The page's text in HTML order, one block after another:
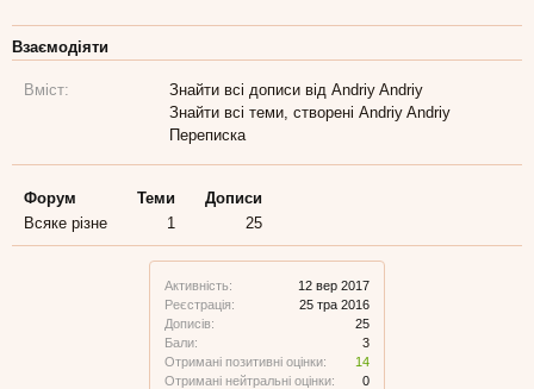
Активність:
12 вер 2017
Реєстрація:
25 тра 2016
Дописів:
25
Бали:
3
Отримані позитивні оцінки:
14
Отримані нейтральні оцінки:
0
Взаємодіяти
Вміст:
Знайти всі дописи від Andriy Andriy
Знайти всі теми, створені Andriy Andriy
Переписка
Форум Теми
Дописи
Всяке різне
1 25